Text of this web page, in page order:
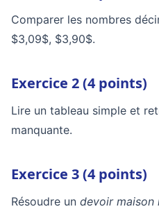
Comparer les nombres
$3,09$, $3,90$.
Exercice 2 (4 points)
Lire un tableau simple et
manquante.
Exercice 3 (4 points)
Résoudre un devoir maison